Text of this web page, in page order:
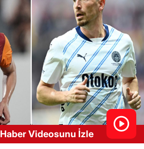
Haber Videosunu İzle